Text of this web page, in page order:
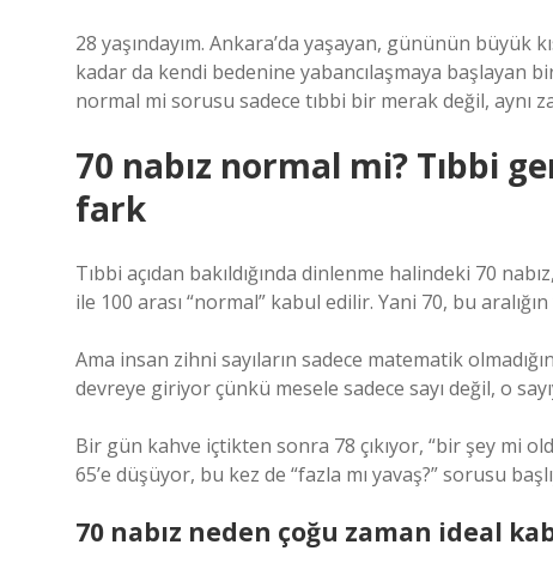
28 yaşındayım. Ankara’da yaşayan, gününün büyük
kadar da kendi bedenine yabancılaşmaya başlayan
normal mi sorusu sadece tıbbi bir merak değil, aynı
70 nabız normal mi? Tıbbi
fark
Tıbbi açıdan bakıldığında dinlenme halindeki 70
ile 100 arası “normal” kabul edilir. Yani 70, bu
Ama insan zihni sayıların sadece matematik
devreye giriyor çünkü mesele sadece sayı değil, o
Bir gün kahve içtikten sonra 78 çıkıyor, “bir şey mi
65’e düşüyor, bu kez de “fazla mı yavaş?” sorusu
70 nabız neden çoğu zaman ideal